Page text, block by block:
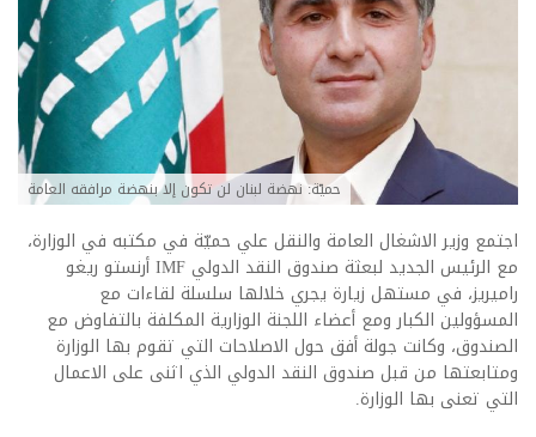
حميّة: نهضة لبنان لن تكون إلا بنهضة مرافقه العامة
اجتمع وزير الاشغال العامة والنقل علي حميّة في مكتبه في الوزارة،
مع الرئيس الجديد لبعثة صندوق النقد الدولي IMF أرنستو ريغو
راميريز، في مستهل زيارة يجري خلالها سلسلة لقاءات مع
المسؤولين الكبار ومع أعضاء اللجنة الوزارية المكلفة بالتفاوض مع
الصندوق، وكانت جولة أفق حول الاصلاحات التي تقوم بها الوزارة
ومتابعتها من قبل صندوق النقد الدولي الذي اثنى على الاعمال
التي تعنى بها الوزارة.